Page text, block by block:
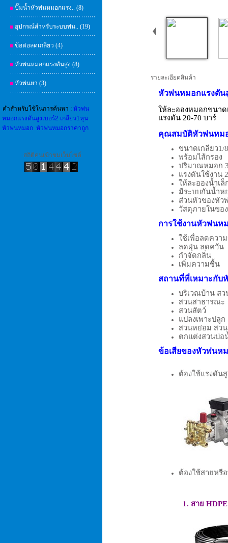
ปั๊มน้ำหัวพ่นหมอกแรง.. (8)
อุปกรณ์สำหรับระบบพ่น.. (19)
ข้อต่อลดเกลียว (4)
หัวพ่นหมอกแรงดันสูง (8)
หัวพ่นยา (3)
คำสำหรับใช้ในการค้นหา :หัวพ่น
หมอกแรงดันสูงเบอร์2 เกลียว1หุน
หัวพ่นหมอก หัวพ่นหมอกราคาถูก
สถิติคนเข้าชมเว็บไซต์
รายละเอียดสินค้า
หัวพ่นหมอกแรงดันสู
ให้ละอองหมอกขนา
แรงดัน 20-70 บาร์
คุณสมบัติหัวพ่นหม
ขนาดเกลียว
พร้อมไส้กรอง
ปริมาณหมอก
แรงดันใช้งาน
ให้ละอองน้ำเล็
มีระบบกันน้ำห
ส่วนหัวของหัว
วัสดุภายในขอ
การใช้งานหัวพ่นห
ใช้เพื่อลดควา
ลดฝุ่น ลดควัน
กำจัดกลิ่น
เพิ่มความชื้น
สถานที่ที่เหมาะกับ
บริเวณบ้าน ส
สวนสาธารณะ
สวนสัตว์
แปลงเพาะปลู
สวนหย่อม สว
ตกแต่งสวนบ่อ
ข้อเสียของหัวพ่นห
ต้องใช้แรงดันสู
ต้องใช้สายหรื
1. สาย HDPE แ